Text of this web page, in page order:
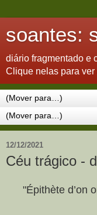
soantes:
diário fragmentado e
Clique nelas para
12/12/2021
Céu trágico -
"Épithète d’on